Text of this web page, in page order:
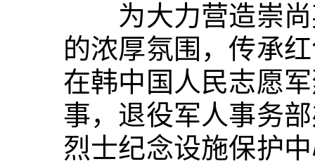
为大力营造崇尚
的浓厚氛围，传承
在韩中国人民志愿
事，退役军人事务
烈士纪念设施保护